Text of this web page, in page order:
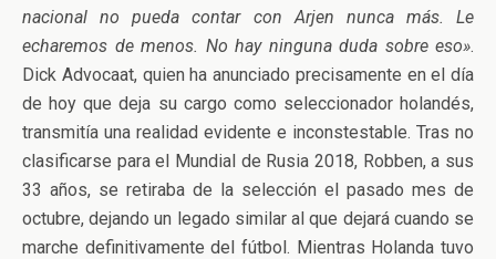
nacional no pueda contar con Arjen nunca más. Le
echaremos de menos. No hay ninguna duda sobre eso».
Dick Advocaat, quien ha anunciado precisamente en el día
de hoy que deja su cargo como seleccionador holandés,
transmitía una realidad evidente e inconstestable. Tras no
clasificarse para el Mundial de Rusia 2018, Robben, a sus
33 años, se retiraba de la selección el pasado mes de
octubre, dejando un legado similar al que dejará cuando se
marche definitivamente del fútbol. Mientras Holanda tuvo